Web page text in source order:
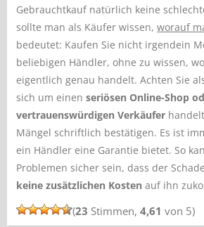
Gebrauchtkauf natürlich keine
sollte man als Käufer wissen,worauf
bedeutet: Kaufen Sie nicht irgendein
beliebigen Händler, ohne zu wissen,
eigentlich genau handelt. Achten Sie
sich um einen seriösen Online-Shop
vertrauenswürdigen Verkäufer
Mängel schriftlich bestätigen. Es ist
ein Händler eine Garantie bietet. So
Problemen sicher sein, dass der
keine zusätzlichen Kosten auf ihn
(23 Stimmen,4,61 von 5)